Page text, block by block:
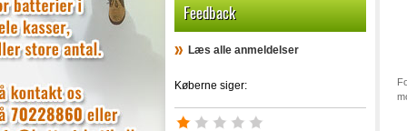
Feedback
Læs alle anmeldelser
Køberne siger: